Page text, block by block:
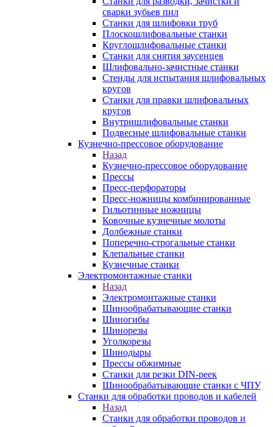
сварки зубьев пил
Станки для шлифовки труб
Плоскошлифовальные станки
Круглошлифовальные станки
Станки для снятия заусенцев
Шлифовально-зачистные станки
Стенды для испытания шлифовальных
кругов
Станки для правки шлифовальных
кругов
Внутришлифовальные станки
Подвесные шлифовальные станки
Кузнечно-прессовое оборудование
Назад
Кузнечно-прессовое оборудование
Прессы
Пресс-перфораторы
Пресс-ножницы комбинированные
Гильотинные ножницы
Ковочные кузнечные молоты
Долбежные станки
Поперечно-строгальные станки
Клепальные станки
Кузнечные станки
Электромонтажные станки
Назад
Электромонтажные станки
Шинообрабатывающие станки
Шиногибы
Шинорезы
Уголкорезы
Шинодыры
Прессы обжимные
Станки для резки DIN-реек
Шинообрабатывающие станки с ЧПУ
Станки для обработки проводов и кабелей
Назад
Станки для обработки проводов и